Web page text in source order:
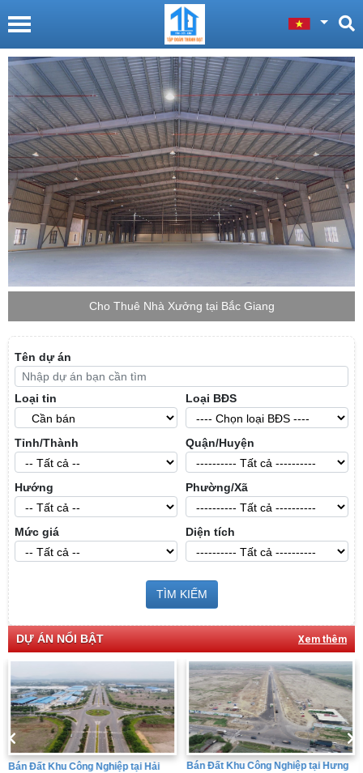
Cho Thuê Nhà Xưởng tại Bắc Giang
Tên dự án
Loại tin Loại BĐS
Tỉnh/Thành Quận/Huyện
Hướng Phường/Xã
Mức giá Diện tích
TÌM KIẾM
DỰ ÁN NỔI BẬT Xem thêm
Bán Đất Khu Công Nghiệp tại Hải
Bán Đất Khu Công Nghiệp tại Hưng